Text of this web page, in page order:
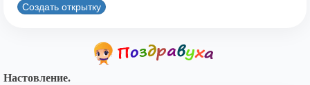
Создать открытку
Настовление.